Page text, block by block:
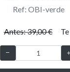
Ref: OBI-verde
Antes: 39,00 €